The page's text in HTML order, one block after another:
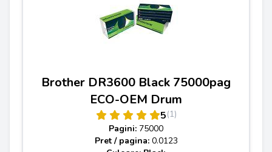
Brother DR3600 Black 75000pag
ECO-OEM Drum
5(1)
Pagini: 75000
Pret / pagina: 0.0123